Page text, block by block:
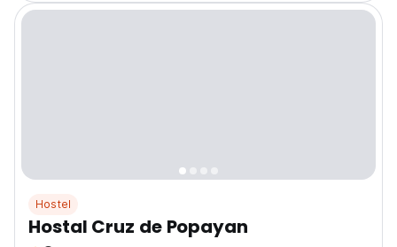
Hostel
Hostal Cruz de Popayan